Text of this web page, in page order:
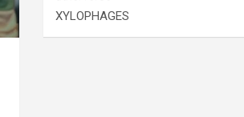
XYLOPHAGES